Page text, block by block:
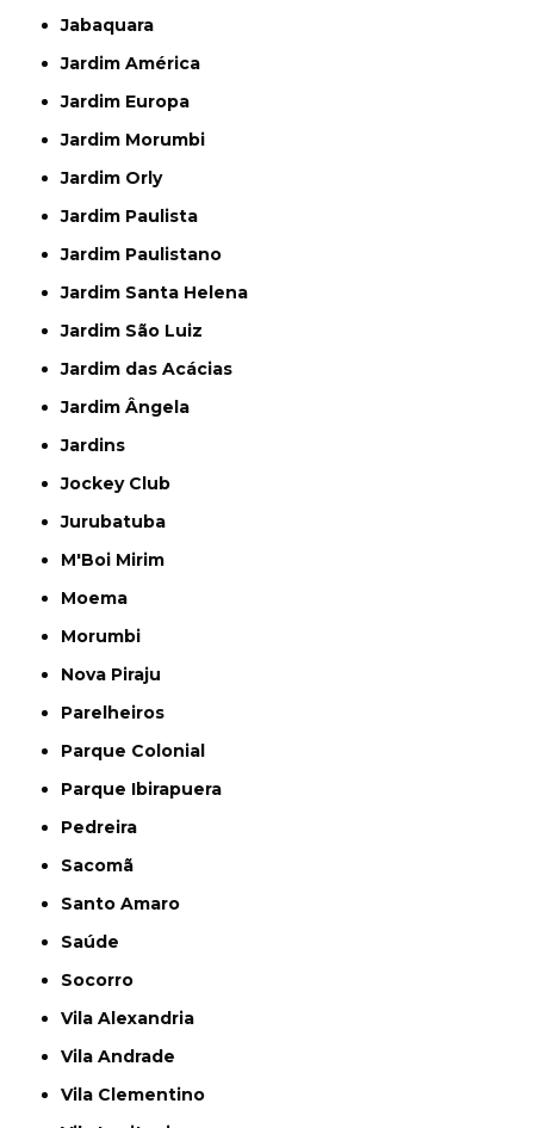
Jabaquara
Jardim América
Jardim Europa
Jardim Morumbi
Jardim Orly
Jardim Paulista
Jardim Paulistano
Jardim Santa Helena
Jardim São Luiz
Jardim das Acácias
Jardim Ângela
Jardins
Jockey Club
Jurubatuba
M'Boi Mirim
Moema
Morumbi
Nova Piraju
Parelheiros
Parque Colonial
Parque Ibirapuera
Pedreira
Sacomã
Santo Amaro
Saúde
Socorro
Vila Alexandria
Vila Andrade
Vila Clementino